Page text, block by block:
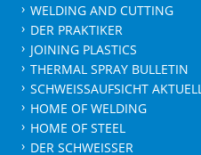
WELDING AND CUTTING
DER PRAKTIKER
JOINING PLASTICS
THERMAL SPRAY BULLETIN
SCHWEISSAUFSICHT AKTUELL
HOME OF WELDING
HOME OF STEEL
DER SCHWEISSER